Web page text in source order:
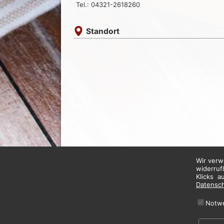
Tel.: 04321-2618260
Standort
Wir
Klicks